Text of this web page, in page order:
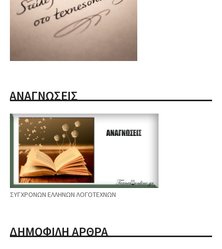
ΑΝΑΓΝΩΣΕΙΣ
ΣΥΓΧΡΟΝΩΝ ΕΛΛΗΝΩΝ ΛΟΓΟΤΕΧΝΩΝ
ΔΗΜΟΦΙΛΗ ΑΡΘΡΑ